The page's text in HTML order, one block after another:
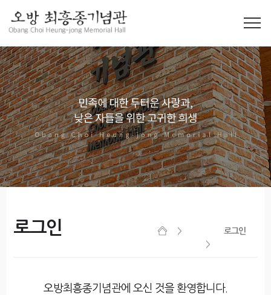
로그인 로그인
오방최흥종기념관에 오신 것을 환영합니다.